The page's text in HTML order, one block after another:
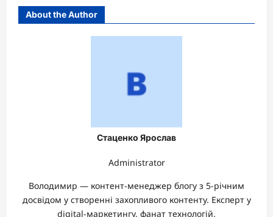
About the Author
Стаценко Ярослав
Administrator
Володимир — контент-менеджер блогу з 5-річним
досвідом у створенні захопливого контенту. Експерт у
digital-маркетингу, фанат технологій.